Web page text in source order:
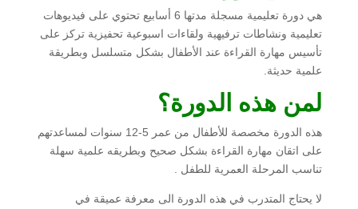
هي دورة تعليمية مسجلة مدتها 6 أسابيع تحتوي على فيديوهات
تعليمية ونشاطات ترفيهية ولقاءات اسبوعية تحفيزية تركز على
تأسيس مهارة القراءة عند الأطفال بشكل متسلسل وبطريقة
علمية حديثة.
لمن هذه الدورة؟
هذه الدورة مخصصة للأطفال من عمر 5-12 سنوات لمساعدتهم
على اتقان مهارة القراءة بشكل صحيح وبطريقه علمية سهلة
تناسب المرحلة العمرية للطفل .
لا يحتاج المتدرب في هذه الدورة الى معرفة عميقة في